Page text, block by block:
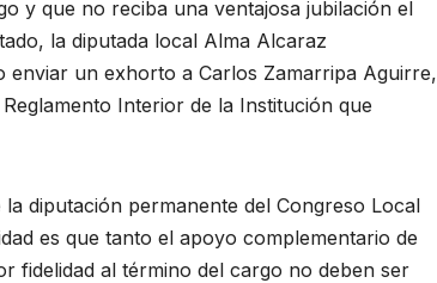
y que no reciba una ventajosa jubilación el
la diputada local Alma Alcaraz
enviar un exhorto a Carlos Zamarripa Aguirre,
Interior de la Institución que
la diputación permanente del Congreso Local
es que tanto el apoyo complementario de
fidelidad al término del cargo no deben ser